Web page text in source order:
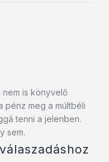
nem is könyvelő
meg a múltbéli
tenni a jelenben.
sem.